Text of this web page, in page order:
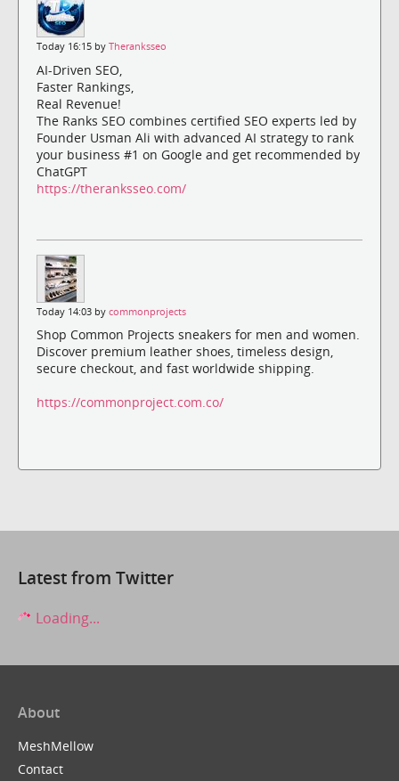
Today 16:15 by Theranksseo
AI-Driven SEO,
Faster Rankings,
Real Revenue!
The Ranks SEO combines certified SEO experts led by
Founder Usman Ali with advanced AI strategy to rank
your business #1 on Google and get recommended by
ChatGPT
https://theranksseo.com/
Today 14:03 by commonprojects
Shop Common Projects sneakers for men and women.
Discover premium leather shoes, timeless design,
secure checkout, and fast worldwide shipping.
https://commonproject.com.co/
Latest from Twitter
Loading...
About
MeshMellow
Contact